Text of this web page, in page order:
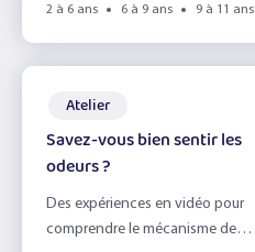
2 à 6 ans 6 à 9 ans 9 à 11 ans
Atelier
Savez-vous bien sentir les
odeurs ?
Des expériences en vidéo pour
comprendre le mécanisme de